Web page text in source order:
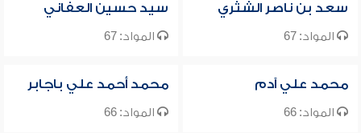
سعد بن ناصر الشثري
المواد: 67
سيد حسين العفاني
المواد: 67
محمد علي آدم
المواد: 66
محمد أحمد علي باجابر
المواد: 66